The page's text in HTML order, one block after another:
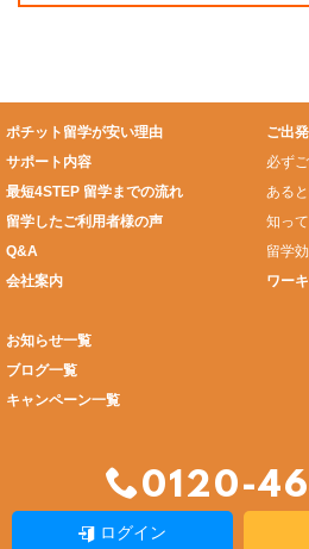
ポチット留学が安い理由
サポート内容
最短4STEP 留学までの流れ
留学したご利用者様の声
Q&A
会社案内
ご出
必ず
ある
知っ
留学
ワー
お知らせ一覧
ブログ一覧
キャンペーン一覧
0120-
ログイン